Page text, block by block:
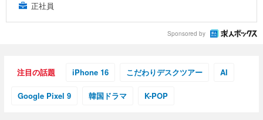
正社員
Sponsored by
注目の話題 iPhone 16 こだわりデスクツアー AI
Google Pixel 9 韓国ドラマ K-POP